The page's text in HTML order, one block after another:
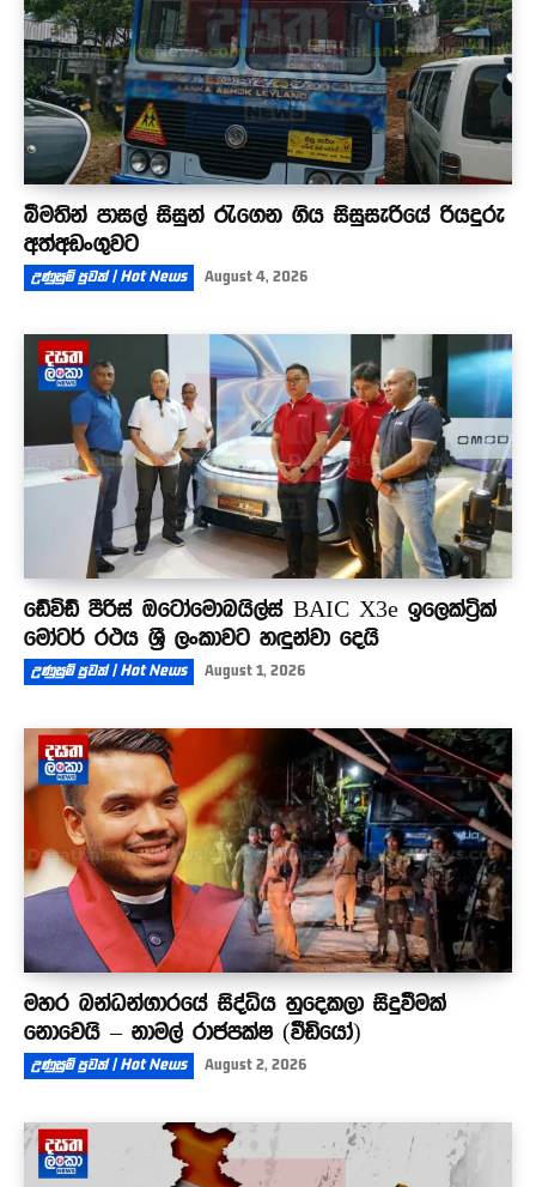
බීමතින් පාසල් සිසුන් රැගෙන ගිය සිසුසැරියේ රියදුරු
අත්අඩංගුවට
උණුසුම් පුවත් | Hot News August 4, 2026
ඩේවිඩ් පීරිස් ඔටෝමොබයිල්ස් BAIC X3e ඉලෙක්ට්‍රික්
මෝටර් රථය ශ්‍රී ලංකාවට හඳුන්වා දෙයි
උණුසුම් පුවත් | Hot News August 1, 2026
මහර බන්ධන්ගාරයේ සිද්ධිය හුදෙකලා සිදුවීමක්
නොවෙයි – නාමල් රාජපක්ෂ (වීඩියෝ)
උණුසුම් පුවත් | Hot News August 2, 2026